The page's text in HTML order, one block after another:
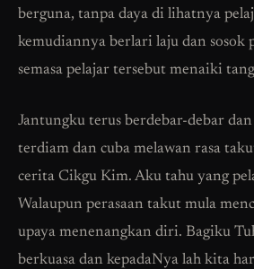
berguna, tanpa daya di lihatnya
kemudiannya berlari laju dan
semasa pelajar tersebut menaiki
Jantungku terus berdebar-debar
terdiam dan cuba melawan rasa
cerita Cikgu Kim. Aku tahu yang
Walaupun perasaan takut mula
upaya menenangkan diri. Bagiku
berkuasa dan kepadaNya lah kita